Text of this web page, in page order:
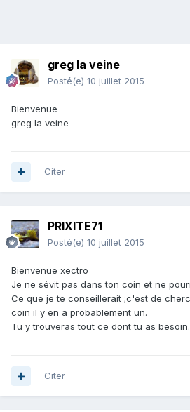
greg la veine
Posté(e) 10 juillet 2015
Bienvenue
greg la veine
Citer
PRIXITE71
Posté(e) 10 juillet 2015
Bienvenue xectro
Je ne sévit pas dans ton coin et ne
Ce que je te conseillerait ;c'est de
coin il y en a probablement un.
Tu y trouveras tout ce dont tu as
Citer